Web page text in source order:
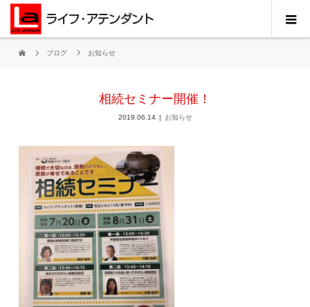
ブログ お知らせ
相続セミナー開催！
2019.06.14 お知らせ